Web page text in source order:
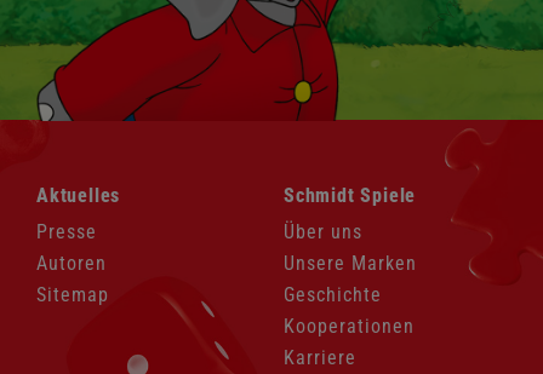
überspringen
Aktuelles
Presse
Autoren
Sitemap
Navigation
überspringen
Schmidt Spiele
Über uns
Unsere Marken
Geschichte
Kooperationen
Karriere